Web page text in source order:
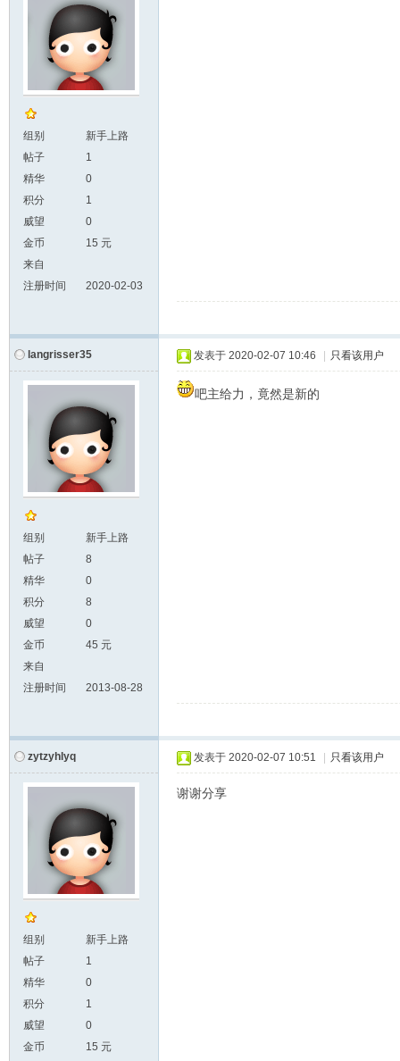
组别
新手上路
帖子
1
精华
0
积分
1
威望
0
金币
15 元
来自
注册时间
2020-02-03
langrisser35
组别
新手上路
帖子
8
精华
0
积分
8
威望
0
金币
45 元
来自
注册时间
2013-08-28
发表于 2020-02-07 10:46 只看该用户
吧主给力，竟然是新的
zytzyhlyq
组别
新手上路
帖子
1
精华
0
积分
1
威望
0
金币
15 元
发表于 2020-02-07 10:51 只看该用户
谢谢分享